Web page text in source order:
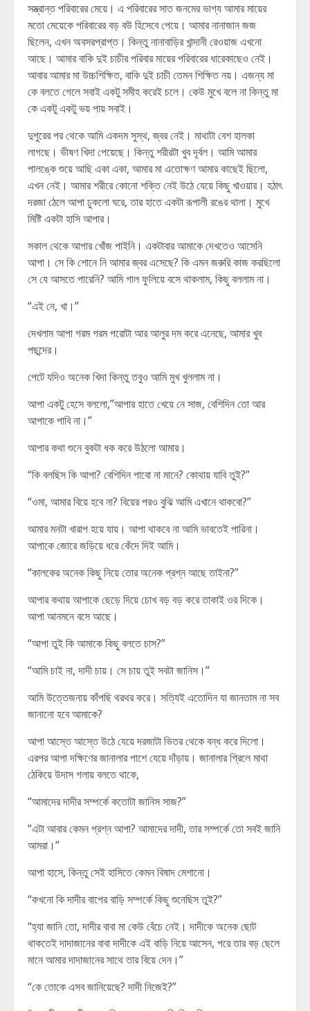
সম্ভ্রান্ত পরিবারের মেয়ে। এ পরিবারের সাত জনমের ভাগ্য আমার মায়ের
মতো মেয়েকে পরিবারের বড় বউ হিসেবে পেয়ে। আমার নানাজান জজ
ছিলেন, এখন অবসরপ্রাপ্ত। কিন্তু নানাবাড়ির খান্দানী রেওয়াজ এখনো
আছে। আমার বাকি দুই চাচীর পরিবার মায়ের পরিবারের ধারেকাছেও নেই।
আবার আমার মা উচ্চশিক্ষিত, বাকি দুই চাচী তেমন শিক্ষিত নয়। এজন্য মা
কে বলতে গেলে সবাই একটু সমীহ করেই চলে। কেউ মুখে বলে না কিন্তু মা
কে একটু একটু ভয় পায় সবাই।
দুপুরের পর থেকে আমি একদম সুস্থ, জ্বর নেই। মাথাটা বেশ হালকা
লাগছে। ভীষণ খিদা পেয়েছে। কিন্তু শরীরটা খুব দূর্বল। আমি আমার
পালঙ্কে শুয়ে আছি একা একা, আমার মা এতোক্ষণ আমার কাছেই ছিলো,
এখন নেই। আমার শরীরে কোনো শক্তি নেই উঠে যেয়ে কিছু খাওয়ার। হঠাৎ
দরজা ঠেলে আপা ঢুকলো ঘরে, তার হাতে একটা রূপালী রঙের থালা। মুখে
মিষ্টি একটা হাসি আপার।
সকাল থেকে আপার খোঁজ পাইনি। একটাবার আমাকে দেখতেও আসেনি
আপা। সে কি শোনে নি আমার জ্বর এসেছে? কি এমন জরুরি কাজ করছিলো
সে যে আসতে পারেনি? আমি গাল ফুলিয়ে বসে থাকলাম, কিছু বললাম না।
“এই নে, খা।”
দেখলাম আপা গরম গরম পরোটা আর আলুর দম করে এনেছে, আমার খুব
পছন্দের।
পেটে যদিও অনেক খিদা কিন্তু তবুও আমি মুখ খুললাম না।
আপা একটু হেসে বললো,”আপার হাতে খেয়ে নে সাজ, বেশিদিন তো আর
আপাকে পাবি না।”
আপার কথা শুনে বুকটা ধক করে উঠলো আমার।
“কি বলছিস কি আপা? বেশিদিন পাবো না মানে? কোথায় যাবি তুই?”
“ওমা, আমার বিয়ে হবে না? বিয়ের পরও বুঝি আমি এখানে থাকবো?”
আমার মনটা খারাপ হয়ে যায়। আপা থাকবে না আমি ভাবতেই পারিনা।
আপাকে জোরে জড়িয়ে ধরে কেঁদে দিই আমি।
“কালকের অনেক কিছু নিয়ে তোর অনেক প্রশ্ন আছে তাইনা?”
আপার কথায় আপাকে ছেড়ে দিয়ে চোখ বড় বড় করে তাকাই ওর দিকে।
আপা আনমনে বসে আছে।
“আপা তুই কি আমাকে কিছু বলতে চাস?”
“আমি চাই না, দাদী চায়। সে চায় তুই সবটা জানিস।”
আমি উত্তেজনায় কাঁপছি থরথর করে। সত্যিই এতোদিন যা জানতাম না সব
জানানো হবে আমাকে?
আপা আস্তে আস্তে উঠে যেয়ে দরজাটা ভিতর থেকে বন্ধ করে দিলো।
এরপর আপা দক্ষিণের জানালার পাশে যেয়ে দাঁড়ায়। জানালার গ্রিলে মাথা
ঠেকিয়ে উদাস গলায় বলতে থাকে,
“আমাদের দাদীর সম্পর্কে কতোটা জানিস সাজ?”
“এটা আবার কেমন প্রশ্ন আপা? আমাদের দাদী, তার সম্পর্কে তো সবই জানি
আমরা।”
আপা হাসে, কিন্তু সেই হাসিতে কেমন বিষাদ মেশানো।
“কখনো কি দাদীর বাপের বাড়ি সম্পর্কে কিছু শুনেছিস তুই?”
“হ্যা জানি তো, দাদীর বাবা মা কেউ বেঁচে নেই। দাদীকে অনেক ছোট
থাকতেই দাদাজানের বাবা দাদীকে এই বাড়ি নিয়ে আসেন, পরে তার বড় ছেলে
মানে আমার দাদাজানের সাথে তার বিয়ে দেন।”
“কে তোকে এসব জানিয়েছে? দাদী নিজেই?”